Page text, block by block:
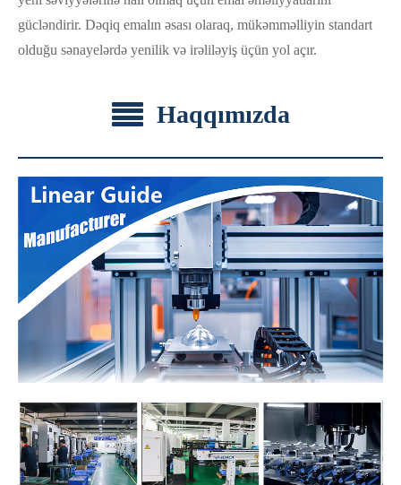
gücləndirir. Dəqiq emalın əsası olaraq, mükəmməlliyin standart
olduğu sənayelərdə yenilik və irəliləyiş üçün yol açır.
Haqqımızda